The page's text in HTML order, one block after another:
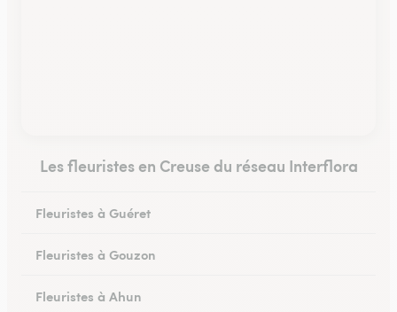
Les fleuristes en Creuse du réseau Interflora
Fleuristes à Guéret
Fleuristes à Gouzon
Fleuristes à Ahun